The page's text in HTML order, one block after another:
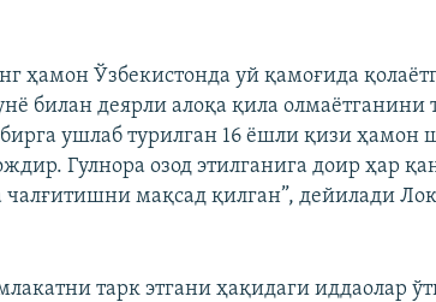
ҳамон Ўзбекистонда уй қамоғида
билан деярли алоқа қила
ушлаб турилган 16 ёшли қизи
Гулнора озод этилганига доир ҳар
чалғитишни мақсад қилган”, дейилади
тарк этгани ҳақидаги иддаолар